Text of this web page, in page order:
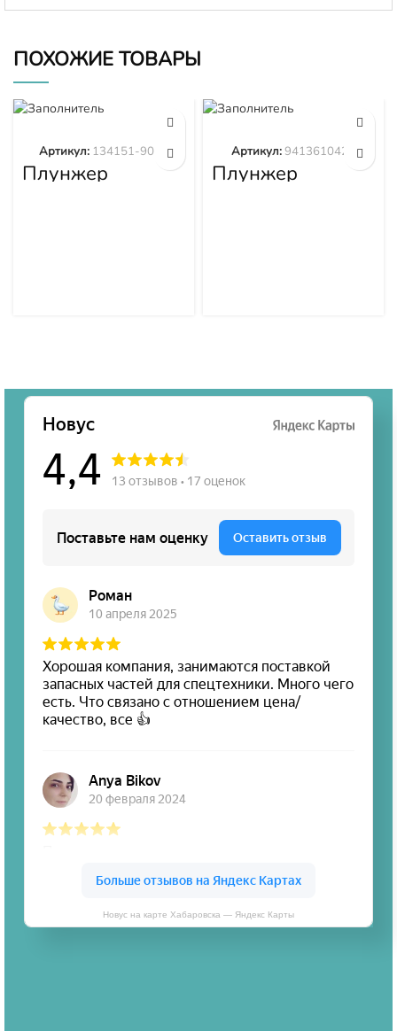
ПОХОЖИЕ ТОВАРЫ
Плунжер
134151-9020
Артикул: 134151-9020
Плунжер
9413610423
Артикул:9413610423
Новус на карте Хабаровска — Яндекс Карты